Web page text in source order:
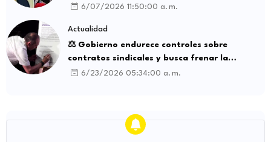
influencia internacional
6/07/2026 11:50:00 a. m.
Actualidad
⚖️ Gobierno endurece controles sobre
contratos sindicales y busca frenar la
intermediación laboral ilegal
6/23/2026 05:34:00 a. m.